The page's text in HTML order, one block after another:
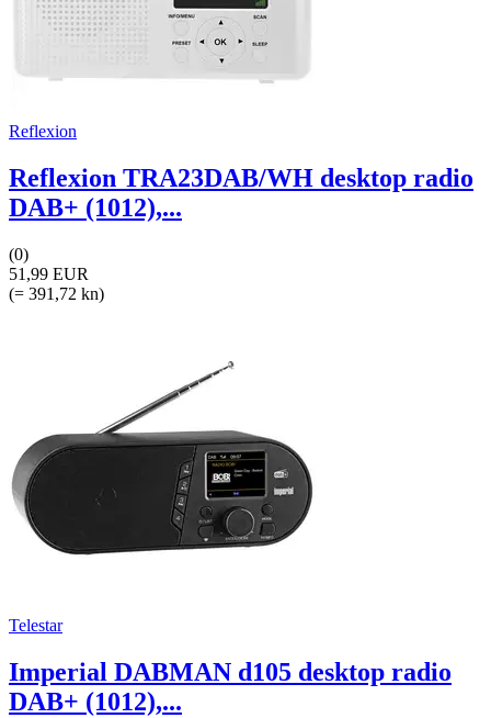
Reflexion
Reflexion TRA23DAB/WH desktop radio
DAB+ (1012),...
(0)
51,99 EUR
(= 391,72 kn)
Telestar
Imperial DABMAN d105 desktop radio
DAB+ (1012),...